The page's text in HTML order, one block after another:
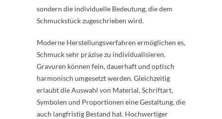
sondern die individuelle Bedeutung, die dem
Schmuckstück zugeschrieben wird.
Moderne Herstellungsverfahren ermöglichen es,
Schmuck sehr präzise zu individualisieren.
Gravuren können fein, dauerhaft und optisch
harmonisch umgesetzt werden. Gleichzeitig
erlaubt die Auswahl von Material, Schriftart,
Symbolen und Proportionen eine Gestaltung, die
auch langfristig Bestand hat. Hochwertiger